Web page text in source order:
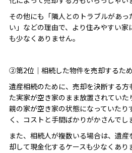
その他にも「隣人とのトラブルがあ
い」などの理由で、より住みやすい
も少なくありません。
②第2位｜相続した物件を売却するため
遺産相続のために、売却を決断する方
た実家が空き家のまま放置されてい
親の家が空き家の状態になっていたり
く、コストと手間ばかりがかさんでし
また、相続人が複数いる場合は、遺
却して現金化するケースも少なくあり